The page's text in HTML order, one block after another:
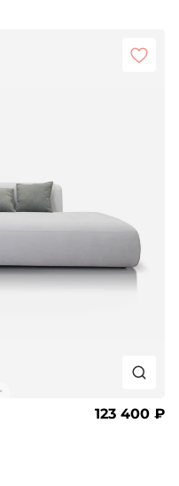
123 400 ₽